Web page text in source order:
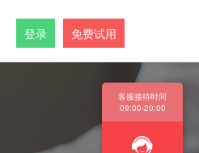
登录 免费试用
客服接待时间
09:00-20:00